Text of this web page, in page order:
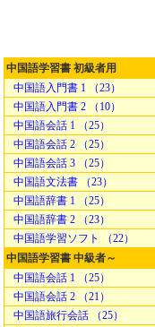
中国語学習書 初級者用
中国語入門書 1 （23）
中国語入門書 2 （10）
中国語会話 1 （25）
中国語会話 2 （25）
中国語会話 3 （25）
中国語文法書 （23）
中国語辞書 1 （25）
中国語辞書 2 （23）
中国語学習ソフト （22）
中国語学習書 中級者～
中国語会話 1 （25）
中国語会話 2 （21）
中国語旅行会話 （25）